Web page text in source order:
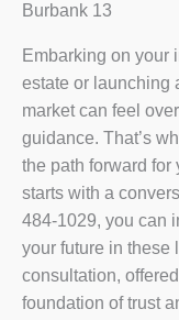
Burbank 13
Embarking on your
estate or launching
market can feel
guidance. That’s
the path forward for
starts with a
484-1029, you can
your future in these
consultation,
foundation of trust